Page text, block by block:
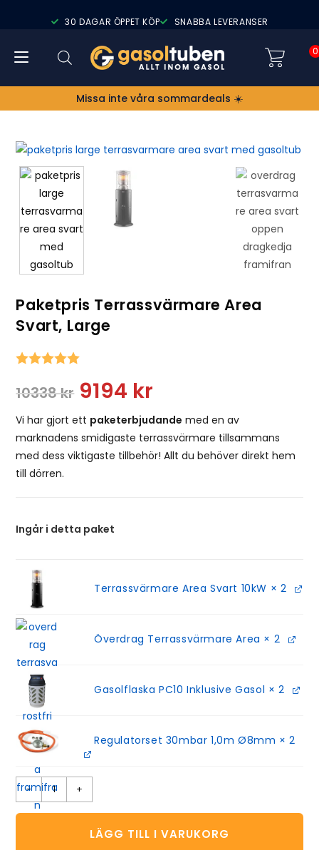
30 DAGAR ÖPPET KÖP SNABBA LEVERANSER
0
Missa inte våra sommardeals ☀️
Paketpris Terrassvärmare Area
Svart, Large
10338kr 9194 kr
Vi har gjort ett paketerbjudande med en av
marknadens smidigaste terrassvärmare tillsammans
med dess viktigaste tillbehör! Allt du behöver direkt hem
till dörren.
Ingår i detta paket
Terrassvärmare Area Svart 10kW × 2
Överdrag Terrassvärmare Area × 2
Gasolflaska PC10 Inklusive Gasol × 2
Regulatorset 30mbar 1,0m Ø8mm × 2
- +
LÄGG TILL I VARUKORG